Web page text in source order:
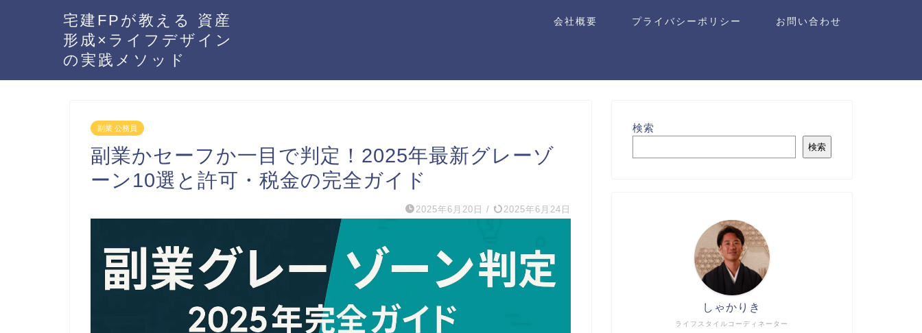
宅建FPが教える 資産
形成×ライフデザイン
の実践メソッド
会社概要 プライバシーポリシー お問い合わせ
副業 公務員
副業かセーフか一目で判定！2025年最新グレーゾ
ーン10選と許可・税金の完全ガイド
2025年6月20日 / 2025年6月24日
検索
検索
ライフスタイルコーディネーター
しゃかりき